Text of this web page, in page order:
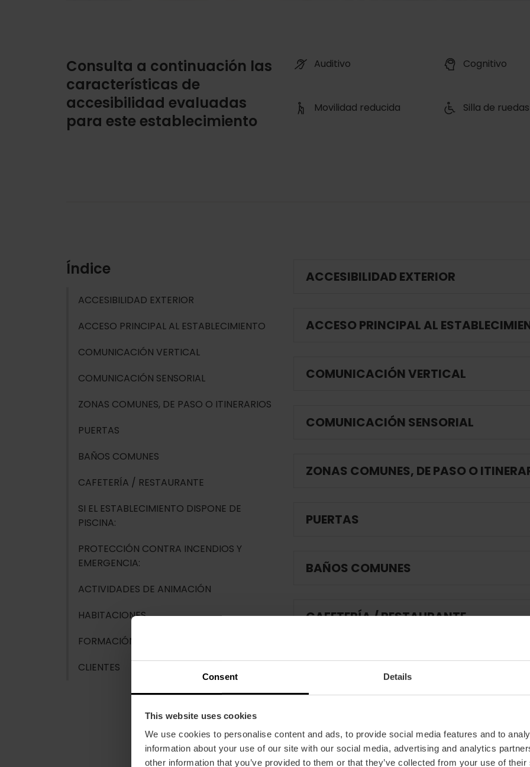
Consent Details
This website uses cookies
We use cookies to personalise content and ads, to provide social media features and to
information about your use of our site with our social media, advertising and analytics
other information that you’ve provided to them or that they’ve collected from your use of
Consulta a continuación las
características de
accesibilidad evaluadas
para este establecimiento
Auditivo Cognitivo
Movilidad reducida Silla de ruedas
Índice
ACCESIBILIDAD EXTERIOR
ACCESO PRINCIPAL AL ESTABLECIMIENTO
COMUNICACIÓN VERTICAL
COMUNICACIÓN SENSORIAL
ZONAS COMUNES, DE PASO O ITINERARIOS
PUERTAS
BAÑOS COMUNES
CAFETERÍA / RESTAURANTE
SI EL ESTABLECIMIENTO DISPONE DE
PISCINA:
PROTECCIÓN CONTRA INCENDIOS Y
EMERGENCIA:
ACTIVIDADES DE ANIMACIÓN
HABITACIONES
FORMACIÓN
CLIENTES
ACCESIBILIDAD EXTERIOR
ACCESO PRINCIPAL AL
COMUNICACIÓN VERTICAL
COMUNICACIÓN SENSORIAL
ZONAS COMUNES, DE PASO O
PUERTAS
BAÑOS COMUNES
CAFETERÍA / RESTAURANTE
SI EL ESTABLECIMIENTO DISPONE DE
ACTIVIDADES DE ANIMACIÓN